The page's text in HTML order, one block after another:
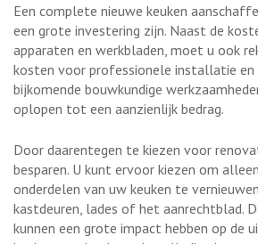
Een complete nieuwe keuken
een grote investering zijn. Naast de
apparaten en werkbladen, moet u ook
kosten voor professionele installatie en
bijkomende bouwkundige
oplopen tot een aanzienlijk bedrag.
Door daarentegen te kiezen voor
besparen. U kunt ervoor kiezen om
onderdelen van uw keuken te
kastdeuren, lades of het aanrechtblad.
kunnen een grote impact hebben op de